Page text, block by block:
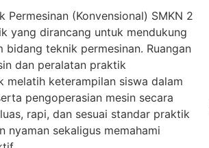
Permesinan (Konvensional) SMKN 2
yang dirancang untuk mendukung
teknik permesinan. Ruangan
dan peralatan praktik
melatih keterampilan siswa dalam
pengoperasian mesin secara
rapi, dan sesuai standar praktik
nyaman sekaligus memahami